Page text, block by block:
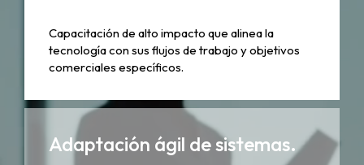
Capacitación de alto impacto que alinea la
tecnología con sus flujos de trabajo y objetivos
comerciales específicos.
Adaptación ágil de sistemas.